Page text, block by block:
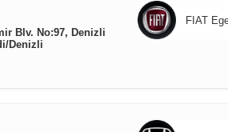
Blv. No:97, Denizli
Denizli
FIAT